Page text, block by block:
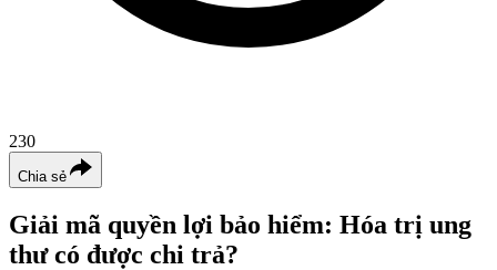
230
Chia sẻ
Giải mã quyền lợi bảo hiểm: Hóa trị ung
thư có được chi trả?